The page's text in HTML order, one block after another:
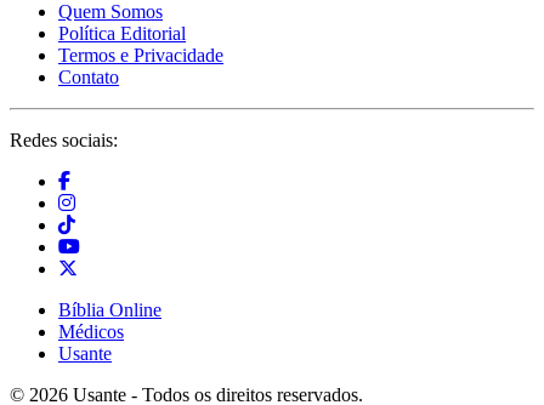
Quem Somos
Política Editorial
Termos e Privacidade
Contato
Redes sociais:
Bíblia Online
Médicos
Usante
© 2026 Usante - Todos os direitos reservados.